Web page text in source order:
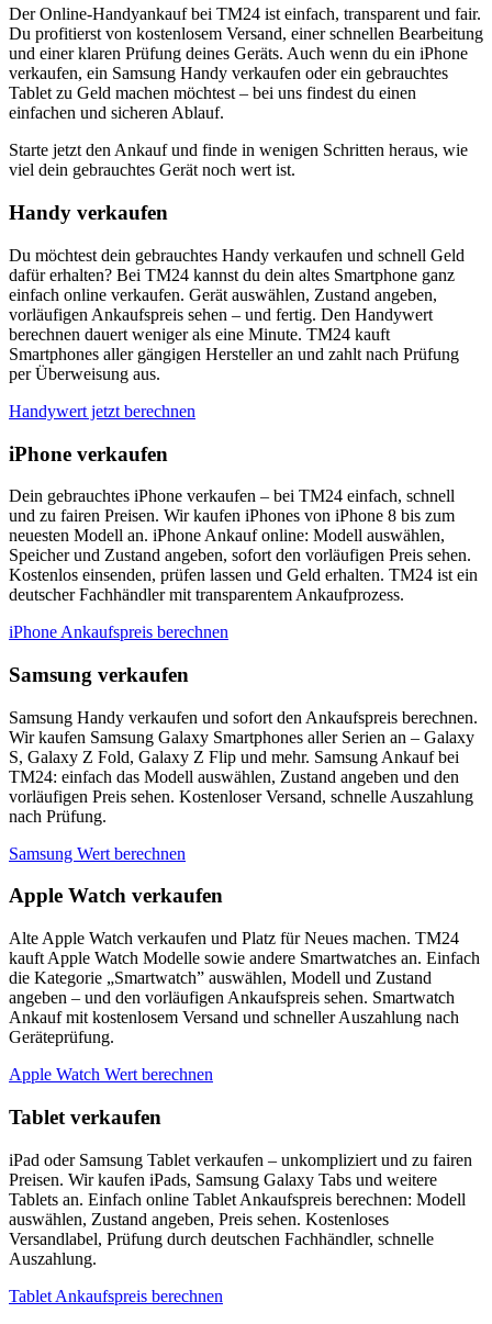
Der Online-Handyankauf bei TM24 ist einfach, transparent und fair.
Du profitierst von kostenlosem Versand, einer schnellen Bearbeitung
und einer klaren Prüfung deines Geräts. Auch wenn du ein iPhone
verkaufen, ein Samsung Handy verkaufen oder ein gebrauchtes
Tablet zu Geld machen möchtest – bei uns findest du einen
einfachen und sicheren Ablauf.
Starte jetzt den Ankauf und finde in wenigen Schritten heraus, wie
viel dein gebrauchtes Gerät noch wert ist.
Handy verkaufen
Du möchtest dein gebrauchtes Handy verkaufen und schnell Geld
dafür erhalten? Bei TM24 kannst du dein altes Smartphone ganz
einfach online verkaufen. Gerät auswählen, Zustand angeben,
vorläufigen Ankaufspreis sehen – und fertig. Den Handywert
berechnen dauert weniger als eine Minute. TM24 kauft
Smartphones aller gängigen Hersteller an und zahlt nach Prüfung
per Überweisung aus.
Handywert jetzt berechnen
iPhone verkaufen
Dein gebrauchtes iPhone verkaufen – bei TM24 einfach, schnell
und zu fairen Preisen. Wir kaufen iPhones von iPhone 8 bis zum
neuesten Modell an. iPhone Ankauf online: Modell auswählen,
Speicher und Zustand angeben, sofort den vorläufigen Preis sehen.
Kostenlos einsenden, prüfen lassen und Geld erhalten. TM24 ist ein
deutscher Fachhändler mit transparentem Ankaufprozess.
iPhone Ankaufspreis berechnen
Samsung verkaufen
Samsung Handy verkaufen und sofort den Ankaufspreis berechnen.
Wir kaufen Samsung Galaxy Smartphones aller Serien an – Galaxy
S, Galaxy Z Fold, Galaxy Z Flip und mehr. Samsung Ankauf bei
TM24: einfach das Modell auswählen, Zustand angeben und den
vorläufigen Preis sehen. Kostenloser Versand, schnelle Auszahlung
nach Prüfung.
Samsung Wert berechnen
Apple Watch verkaufen
Alte Apple Watch verkaufen und Platz für Neues machen. TM24
kauft Apple Watch Modelle sowie andere Smartwatches an. Einfach
die Kategorie „Smartwatch” auswählen, Modell und Zustand
angeben – und den vorläufigen Ankaufspreis sehen. Smartwatch
Ankauf mit kostenlosem Versand und schneller Auszahlung nach
Geräteprüfung.
Apple Watch Wert berechnen
Tablet verkaufen
iPad oder Samsung Tablet verkaufen – unkompliziert und zu fairen
Preisen. Wir kaufen iPads, Samsung Galaxy Tabs und weitere
Tablets an. Einfach online Tablet Ankaufspreis berechnen: Modell
auswählen, Zustand angeben, Preis sehen. Kostenloses
Versandlabel, Prüfung durch deutschen Fachhändler, schnelle
Auszahlung.
Tablet Ankaufspreis berechnen